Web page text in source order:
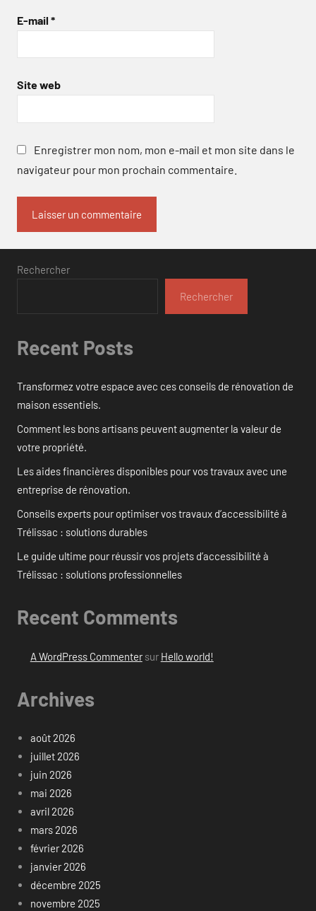
E-mail *
Site web
Enregistrer mon nom, mon e-mail et mon site dans le
navigateur pour mon prochain commentaire.
Rechercher
Rechercher
Recent Posts
Transformez votre espace avec ces conseils de rénovation de
maison essentiels.
Comment les bons artisans peuvent augmenter la valeur de
votre propriété.
Les aides financières disponibles pour vos travaux avec une
entreprise de rénovation.
Conseils experts pour optimiser vos travaux d’accessibilité à
Trélissac : solutions durables
Le guide ultime pour réussir vos projets d’accessibilité à
Trélissac : solutions professionnelles
Recent Comments
A WordPress Commentersur Hello world!
Archives
août 2026
juillet 2026
juin 2026
mai 2026
avril 2026
mars 2026
février 2026
janvier 2026
décembre 2025
novembre 2025